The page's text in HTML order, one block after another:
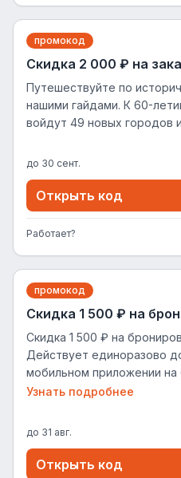
промокод
Скидка 2 000 ₽ на
Путешествуйте по
нашими гайдами. К 60-
войдут 49 новых городов
до 30 сент.
Открыть код
Работает?
промокод
Скидка 1 500 ₽ на
Скидка 1 500 ₽ на
Действует единоразово
мобильном приложении на
иного жилья.
Узнать подробнее
до 31 авг.
Открыть код